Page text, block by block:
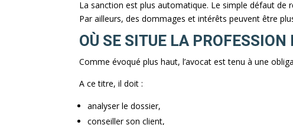
La sanction est plus automatique. Le simple défaut
Par ailleurs, des dommages et intérêts peuvent être
OÙ SE SITUE LA PROFESSION
Comme évoqué plus haut, l’avocat est tenu à une
A ce titre, il doit :
analyser le dossier,
conseiller son client,